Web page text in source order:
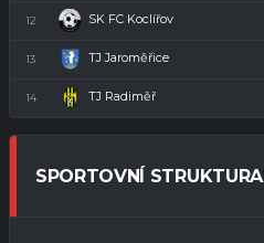
12 SK FC Koclířov
13 TJ Jaroměřice
14 TJ Radiměř
SPORTOVNÍ STRUKTURA